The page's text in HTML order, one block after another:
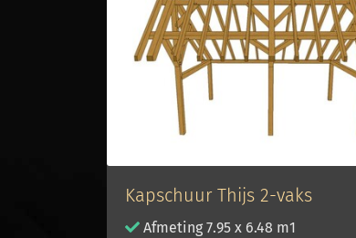
Kapschuur Thijs 2-vaks
Afmeting 7.95 x 6.48 m1